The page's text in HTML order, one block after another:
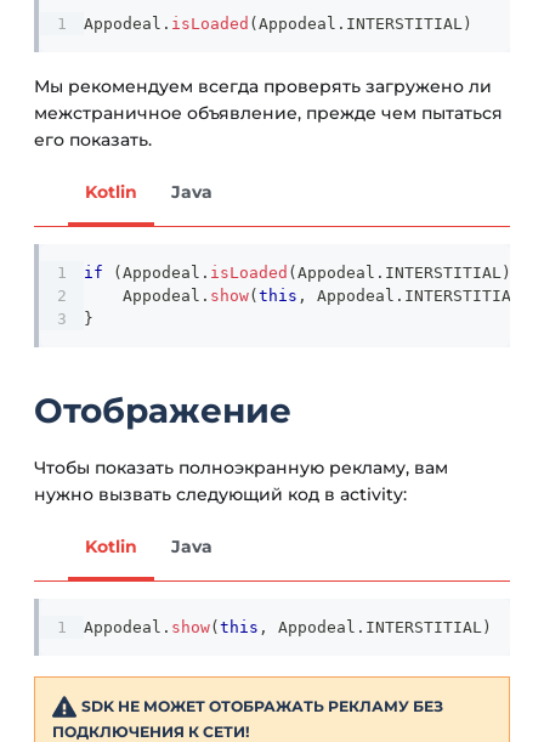
Appodeal . isLoaded (Appodeal . INTERSTITIAL )
Мы рекомендуем всегда проверять загружено ли
межстраничное объявление, прежде чем пытаться
его показать.
Kotlin Java
if ( Appodeal . isLoaded ( Appodeal . INTERSTITIAL )
    Appodeal
. show( this , Appodeal . INTERSTITIAL
}
Отображение
Чтобы показать полноэкранную рекламу, вам
нужно вызвать следующий код в activity:
Kotlin Java
Appodeal . show(this , Appodeal . INTERSTITIAL )
SDK НЕ МОЖЕТ ОТОБРАЖАТЬ РЕКЛАМУ БЕЗ
ПОДКЛЮЧЕНИЯ К СЕТИ!